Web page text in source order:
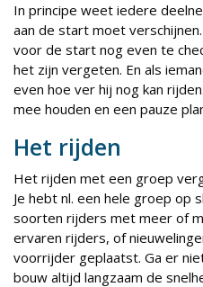
In principe weet iedere
aan de start moet
voor de start nog even te
het zijn vergeten. En als
even hoe ver hij nog kan
mee houden en een pauze
Het rijden
Het rijden met een groep
Je hebt nl. een hele groep op
soorten rijders met meer of
ervaren rijders, of
voorrijder geplaatst. Ga er
bouw altijd langzaam de